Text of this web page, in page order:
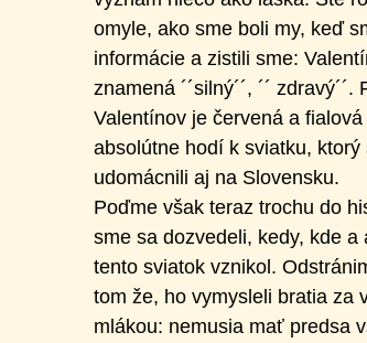
omyle, ako sme boli my, keď
informácie a zistili sme:
znamená ´´silný´´, ´´ zdravý´´.
Valentínov je červená a
absolútne hodí k sviatku, ktorý
udomácnili aj na Slovensku.
Poďme však teraz trochu do
sme sa dozvedeli, kedy, kde a
tento sviatok vznikol.
tom že, ho vymysleli bratia za
mlákou: nemusia mať predsa